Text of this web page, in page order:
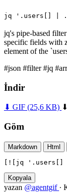
jq '.users[] |
jq's pipe-based
specific fields with
element of the
#json #filter#jq
İndir
⬇ GIF (25,6 KB)
Göm
Markdown Html
[![jq '.users[] |
Kopyala
yazan @agentgif ·